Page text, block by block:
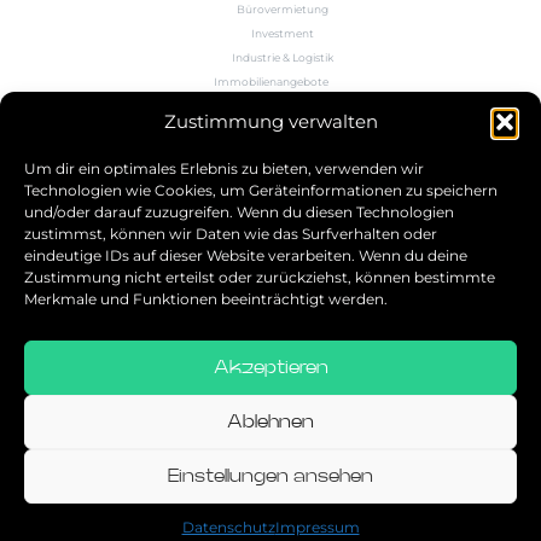
Zustimmung verwalten
Um dir ein optimales Erlebnis zu bieten, verwenden wir
Technologien wie Cookies, um Geräteinformationen zu speichern
und/oder darauf zuzugreifen. Wenn du diesen Technologien
zustimmst, können wir Daten wie das Surfverhalten oder
eindeutige IDs auf dieser Website verarbeiten. Wenn du deine
Zustimmung nicht erteilst oder zurückziehst, können bestimmte
Merkmale und Funktionen beeinträchtigt werden.
Akzeptieren
Ablehnen
Einstellungen ansehen
DatenschutzImpressum
Bürovermietung
Investment
Industrie & Logistik
Immobilienangebote
Wissen
5.0
Bestbewerteter Service
verifiziert von: Trustindex
Allgemeine Geschäftsbedingungen